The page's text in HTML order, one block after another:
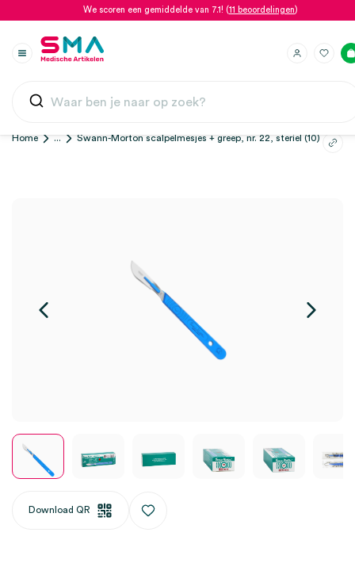
We scoren een gemiddelde van 7.1! (11 beoordelingen)
Home ... Swann-Morton scalpelmesjes + greep, nr. 22, steriel (10)
Download QR